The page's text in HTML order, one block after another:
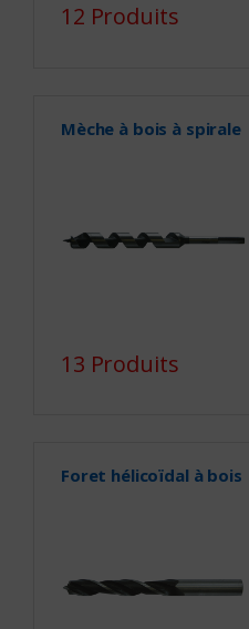
12 Produits
Mèche à bois à spirale
13 Produits
Foret hélicoïdal à bois